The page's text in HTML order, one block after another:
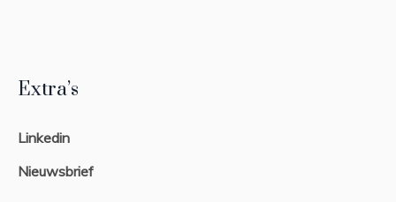
Extra’s
Linkedin
Nieuwsbrief